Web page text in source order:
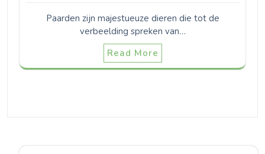
Paarden zijn majestueuze dieren die tot de
verbeelding spreken van…
Read More